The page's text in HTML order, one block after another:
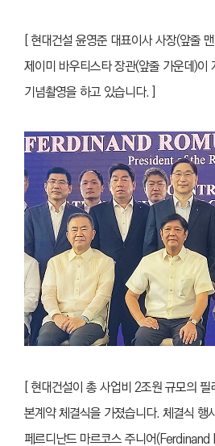
[ 현대건설 윤영준 대표이사 사장(앞줄
제이미 바우티스타 장관(앞줄 가운데)이
기념촬영을 하고 있습니다. ]
[ 현대건설이 총 사업비 2조원 규모의
본계약 체결식을 가졌습니다. 체결식 행
페르디난드 마르코스 주니어